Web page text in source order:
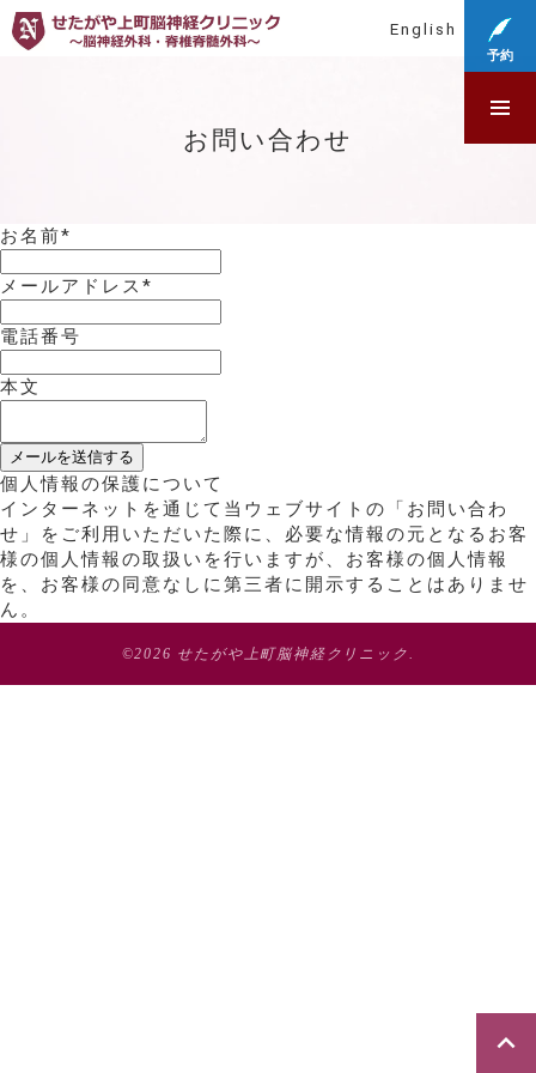
English
予約
お問い合わせ
お名前*
メールアドレス *
電話番号
本文
個人情報の保護について
インターネットを通じて当ウェブサイトの「お問い合わ
せ」をご利用いただいた際に、必要な情報の元となるお客
様の個人情報の取扱いを行いますが、お客様の個人情報
を、お客様の同意なしに第三者に開示することはありませ
ん。
©2026 せたがや上町脳神経クリニック.
keyboard_arrow_up